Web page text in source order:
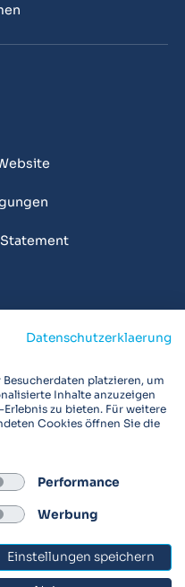
von Spirometern,
sicheren
hinaus sind wir weltweit
für klinische
Datenschutzerklaerung
platzieren, um
Inhalte anzuzeigen
zu bieten. Für weitere
Cookies öffnen Sie die
Performance
Werbung
Einstellungen speichern